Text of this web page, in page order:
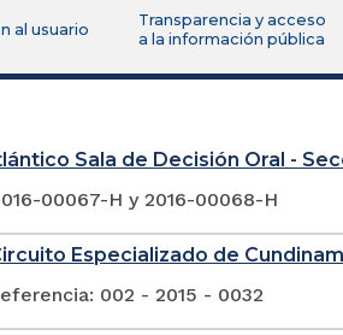
al usuario
Transparencia y acceso
a la información pública
Sala de Decisión Oral -
00067-H y 2016-00068-H
Especializado de
002 - 2015 - 0032